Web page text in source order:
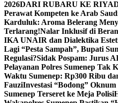
2026DARI RUBARU KE
Perawat Kompeten ke Arab
Karduluk: Aroma Belerang
Terlarang!Nalar Inklusif di
IKA UNAIR dan Dialektika
Lagi “Pesta Sampah”, Bupati
Regulasi?Sidak Pospam: Jurus
Pelayanan Polres Sumenep Tak
Waktu Sumenep: Rp300 Ribu
FauziInvestasi “Bodong”
Sumenep Terseret ke Meja Polisi